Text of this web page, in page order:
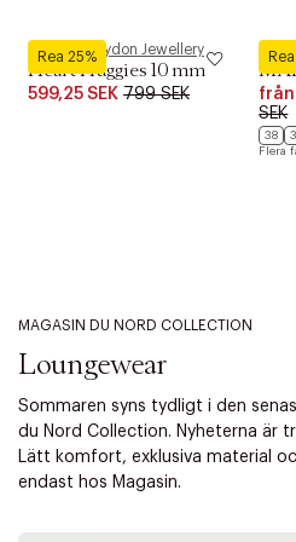
Rea 25%
Pernille Corydon Jewellery
Heart Huggies 10 mm
599,25 SEK 799 SEK från
SEK
38
Flera
MAGASIN DU NORD COLLECTION
Loungewear
Sommaren syns tydligt i den
du Nord Collection. Nyheterna är
Lätt komfort, exklusiva material
endast hos Magasin.